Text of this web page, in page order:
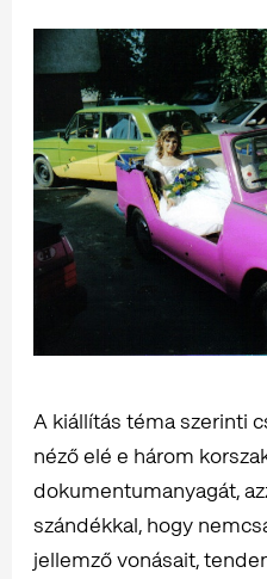
A kiállítás téma szerinti
néző elé e három
dokumentumanyagát,
szándékkal, hogy
jellemző vonásait,